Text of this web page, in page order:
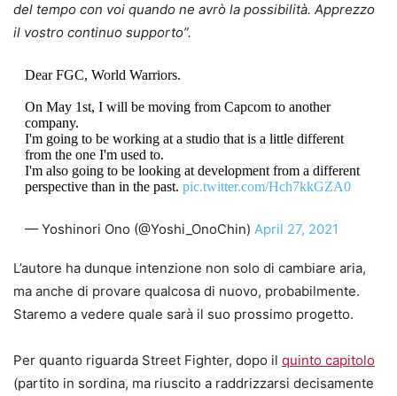
del tempo con voi quando ne avrò la possibilità. Apprezzo
il vostro continuo supporto”.
Dear FGC, World Warriors.
On May 1st, I will be moving from Capcom to another
company.
I'm going to be working at a studio that is a little different
from the one I'm used to.
I'm also going to be looking at development from a different
perspective than in the past. pic.twitter.com/Hch7kkGZA0
— Yoshinori Ono (@Yoshi_OnoChin) April 27, 2021
L’autore ha dunque intenzione non solo di cambiare aria,
ma anche di provare qualcosa di nuovo, probabilmente.
Staremo a vedere quale sarà il suo prossimo progetto.
Per quanto riguarda Street Fighter, dopo il quinto capitolo
(partito in sordina, ma riuscito a raddrizzarsi decisamente